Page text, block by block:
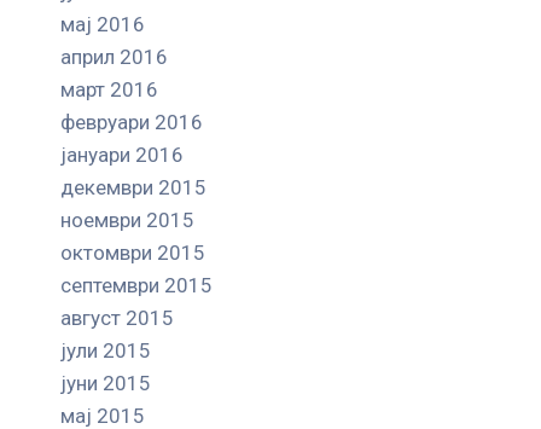
мај 2016
април 2016
март 2016
февруари 2016
јануари 2016
декември 2015
ноември 2015
октомври 2015
септември 2015
август 2015
јули 2015
јуни 2015
мај 2015